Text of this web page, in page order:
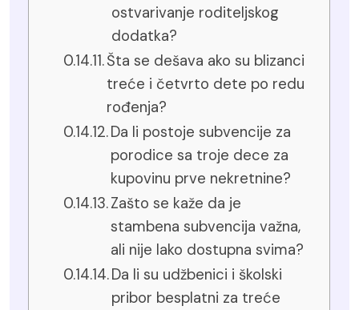
ostvarivanje roditeljskog
dodatka?
Šta se dešava ako su blizanci
treće i četvrto dete po redu
rođenja?
Da li postoje subvencije za
porodice sa troje dece za
kupovinu prve nekretnine?
Zašto se kaže da je
stambena subvencija važna,
ali nije lako dostupna svima?
Da li su udžbenici i školski
pribor besplatni za treće